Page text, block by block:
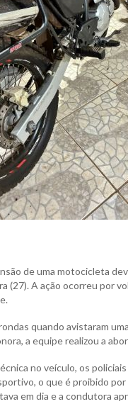
de uma motocicleta
(27). A ação ocorreu por
quando avistaram
a equipe realizou a
no veículo, os
o que é proibido
em dia e a condutora